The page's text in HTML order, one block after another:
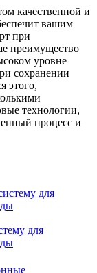
качественной и
вашим
при
преимущество
уровне
сохранении
этого,
технологии,
процесс и
для